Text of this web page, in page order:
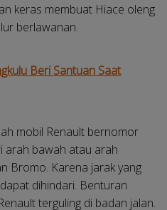
keras membuat Hiace oleng
berlawanan.
Beri Santuan Saat
mobil Renault bernomor
arah bawah atau arah
Bromo. Karena jarak yang
dihindari. Benturan
terguling di badan jalan.